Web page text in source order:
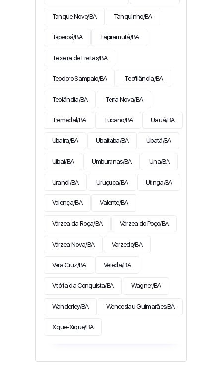
Tanque Novo/BA Tanquinho/BA
Taperoá/BA Tapiramutá/BA
Teixeira de Freitas/BA
Teodoro Sampaio/BA Teofilândia/BA
Teolândia/BA Terra Nova/BA
Tremedal/BA Tucano/BA Uauá/BA
Ubaíra/BA Ubaitaba/BA Ubatã/BA
Uibaí/BA Umburanas/BA Una/BA
Urandi/BA Uruçuca/BA Utinga/BA
Valença/BA Valente/BA
Várzea da Roça/BA Várzea do Poço/BA
Várzea Nova/BA Varzedo/BA
Vera Cruz/BA Vereda/BA
Vitória da Conquista/BA Wagner/BA
Wanderley/BA Wenceslau Guimarães/BA
Xique-Xique/BA